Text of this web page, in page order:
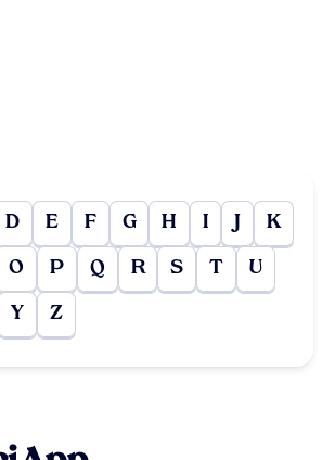
D E F G H I J K
O P Q R S T U
Y Z